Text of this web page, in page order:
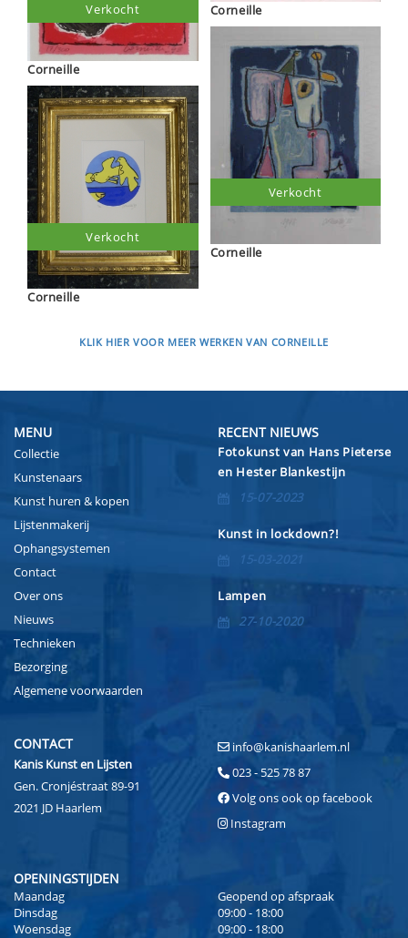
Corneille
Verkocht
Corneille
Verkocht
Corneille
Corneille
Verkocht
KLIK HIER VOOR MEER WERKEN VAN CORNEILLE
MENU
Collectie
Kunstenaars
Kunst huren & kopen
Lijstenmakerij
Ophangsystemen
Contact
Over ons
Nieuws
Technieken
Bezorging
Algemene voorwaarden
RECENT NIEUWS
Fotokunst van Hans Pieterse
en Hester Blankestijn
15-07-2023
Kunst in lockdown?!
15-03-2021
Lampen
27-10-2020
CONTACT
Kanis Kunst en Lijsten
Gen. Cronjéstraat 89-91
2021 JD Haarlem
info@kanishaarlem.nl
023 - 525 78 87
Volg ons ook op facebook
Instagram
OPENINGSTIJDEN
Maandag
Geopend op afspraak
Dinsdag
09:00 - 18:00
Woensdag
09:00 - 18:00